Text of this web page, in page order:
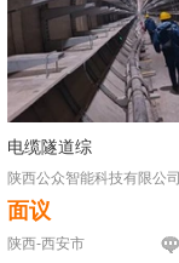
电缆隧道综
陕西公众智能科技有限公司
面议
陕西-西安市